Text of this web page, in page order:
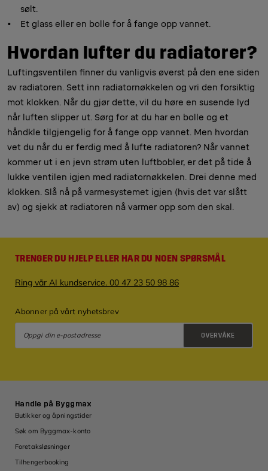
sølt.
Et glass eller en bolle for å fange opp vannet.
Hvordan lufter du radiatorer?
Luftingsventilen finner du vanligvis øverst på den ene siden
av radiatoren. Sett inn radiatornøkkelen og vri den forsiktig
mot klokken. Når du gjør dette, vil du høre en susende lyd
når luften slipper ut. Sørg for at du har en bolle og et
håndkle tilgjengelig for å fange opp vannet. Men hvordan
vet du når du er ferdig med å lufte radiatoren? Når vannet
kommer ut i en jevn strøm uten luftbobler, er det på tide å
lukke ventilen igjen med radiatornøkkelen. Drei denne med
klokken. Slå nå på varmesystemet igjen (hvis det var slått
av) og sjekk at radiatoren nå varmer opp som den skal.
TRENGER DU HJELP ELLER HAR DU NOEN SPØRSMÅL
Ring vår AI kundservice. 00 47 23 50 98 86
Abonner på vårt nyhetsbrev
OVERVÅKE
Handle på Byggmax
Butikker og åpningstider
Søk om Byggmax-konto
Foretaksløsninger
Tilhengerbooking